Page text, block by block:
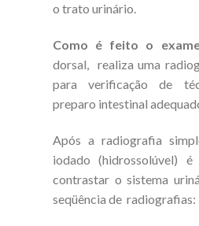
o trato urinário.
Como é feito o
dorsal, realiza uma
para verificação de
preparo intestinal
Após a radiografia
iodado (hidrossolúvel)
contrastar o sistema
seqüência de radiografias: